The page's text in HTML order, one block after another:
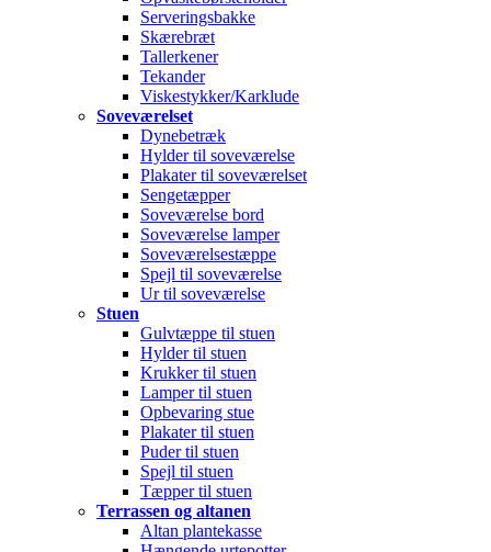
Serveringsbakke
Skærebræt
Tallerkener
Tekander
Viskestykker/Karklude
Soveværelset
Dynebetræk
Hylder til soveværelse
Plakater til soveværelset
Sengetæpper
Soveværelse bord
Soveværelse lamper
Soveværelsestæppe
Spejl til soveværelse
Ur til soveværelse
Stuen
Gulvtæppe til stuen
Hylder til stuen
Krukker til stuen
Lamper til stuen
Opbevaring stue
Plakater til stuen
Puder til stuen
Spejl til stuen
Tæpper til stuen
Terrassen og altanen
Altan plantekasse